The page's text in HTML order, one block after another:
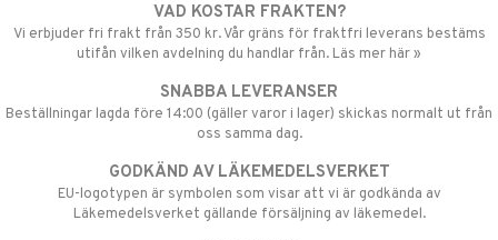
VAD KOSTAR FRAKTEN?
Vi erbjuder fri frakt från 350 kr. Vår gräns för fraktfri leverans bestäms
utifån vilken avdelning du handlar från. Läs mer här »
SNABBA LEVERANSER
Beställningar lagda före 14:00 (gäller varor i lager) skickas normalt ut från
oss samma dag.
GODKÄND AV LÄKEMEDELSVERKET
EU-logotypen är symbolen som visar att vi är godkända av
Läkemedelsverket gällande försäljning av läkemedel.